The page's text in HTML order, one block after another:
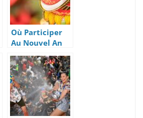
Où Participer
Au Nouvel An
Chinois 2023 à
Koh Samui